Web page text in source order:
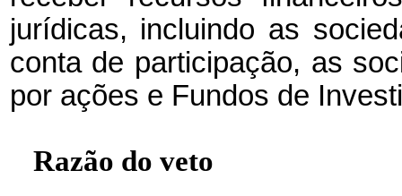
jurídicas, incluindo as
conta de participação, as
por ações e Fundos de
Razão do veto